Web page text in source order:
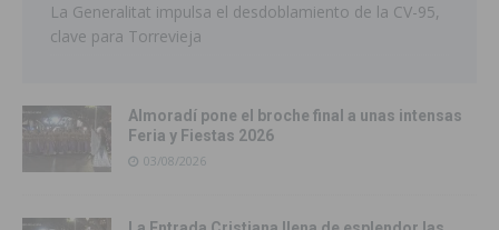
La Generalitat impulsa el desdoblamiento de la CV-95,
clave para Torrevieja
Almoradí pone el broche final a unas intensas
Feria y Fiestas 2026
03/08/2026